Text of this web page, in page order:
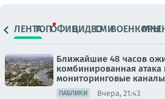
ЛЕНТАТОПОФИЦ.ВИДЕОСМИВОЕНКОРЫ
Ближайшие 48 часов
комбинированная
мониторинговые каналы
ПАБЛИКИ Вчера, 21:43